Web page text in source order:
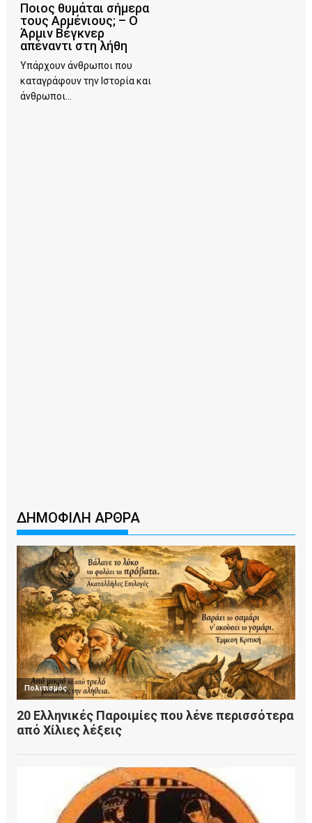
Ποιος θυμάται σήμερα
τους Αρμένιους; – Ο
Άρμιν Βέγκνερ
απέναντι στη λήθη
Υπάρχουν άνθρωποι που
καταγράφουν την Ιστορία και
άνθρωποι...
ΔΗΜΟΦΙΛΗ ΑΡΘΡΑ